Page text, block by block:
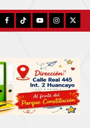
FacebookTikTokYouTubeInstagram
X